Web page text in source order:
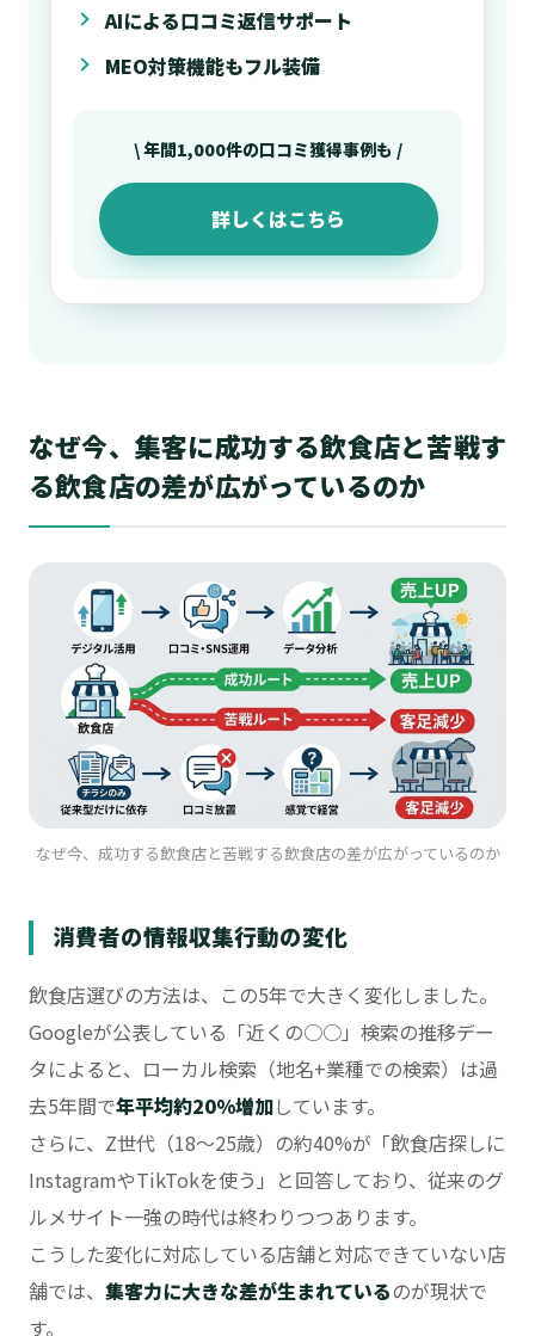
AIによる口コミ返信サポート
MEO対策機能もフル装備
\ 年間1,000件の口コミ獲得事例も /
詳しくはこちら
なぜ今、集客に成功する飲食店と苦戦す
る飲食店の差が広がっているのか
なぜ今、成功する飲食店と苦戦する飲食店の差が広がっているのか
消費者の情報収集行動の変化
飲食店選びの方法は、この5年で大きく変化しました。
Googleが公表している「近くの○○」検索の推移デー
タによると、ローカル検索（地名+業種での検索）は過
去5年間で年平均約20%増加しています。
さらに、Z世代（18〜25歳）の約40%が「飲食店探しに
InstagramやTikTokを使う」と回答しており、従来のグ
ルメサイト一強の時代は終わりつつあります。
こうした変化に対応している店舗と対応できていない店
舗では、 集客力に大きな差が生まれているのが現状で
す。